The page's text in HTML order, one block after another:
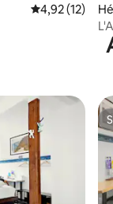
Évaluation
4,92 (12)